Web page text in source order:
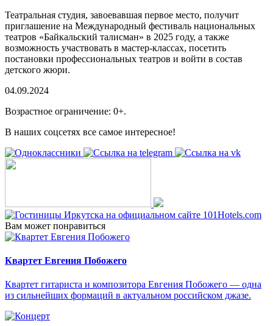
Театральная студия, завоевавшая первое место, получит
приглашение на Международный фестиваль национальных
театров «Байкальский талисман» в 2025 году, а также
возможность участвовать в мастер-классах, посетить
постановки профессиональных театров и войти в состав
детского жюри.
04.09.2024
Возрастное ограничение: 0+.
В наших соцсетях все самое интересное!
Вам может понравиться
Квартет Евгения Побожего
Квартет гитариста и композитора Евгения Побожего — одна
из сильнейших формаций в актуальном российском джазе.